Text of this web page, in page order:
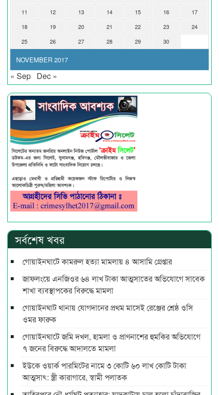
NOVEMBER 2017
11
12 13 14 15 16
17
18
19 20 21 22 23
24
25
26 27 28 29 30
« Sep Dec »
সর্বশেষ খবর
গোয়াইনঘাটে কামরুল হত্যা মামলায় ৪ আসামি গ্রেপ্তার
জাফলংয়ে এনজিওর ৬৪ লাখ টাকা আত্মসাতের অভিযোগে সাবেক
শাখা ব্যবস্থাপকের বিরুদ্ধে মামলা
গোয়াইনঘাট থানায় যোগদানের প্রথম মাসেই রেঞ্জের শ্রেষ্ঠ ওসি
ওমর ফারুক
গোয়াইনঘাটে জমি দখল, হামলা ও প্রাণনাশের হুমকির অভিযোগে
৭ জনের বিরুদ্ধে আদালতে মামলা
ইউকে ওয়ার্ক পারমিটের নামে ৩ কোটি ৬০ লাখ কোটি টাকা
আত্মসাৎ: স্ত্রী কারাগারে, স্বামী পলাতক